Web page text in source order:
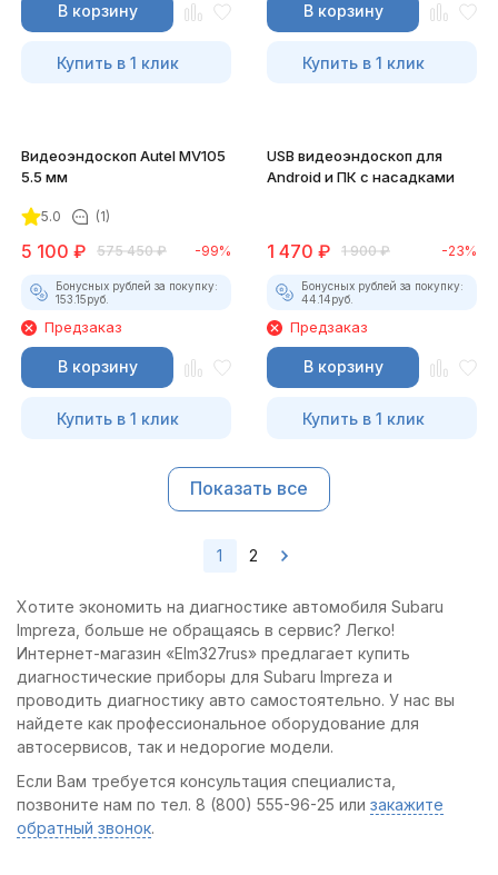
В корзину
Купить в 1 клик
В корзину
Купить в 1 клик
Видеоэндоскоп Autel MV105
5.5 мм
5.0 (1)
5 100 ₽ 575 450 ₽ -99%
Бонусных рублей за покупку:
153.15руб.
Предзаказ
В корзину
Купить в 1 клик
USB видеоэндоскоп для
Android и ПК с насадками
1 470 ₽ 1 900 ₽ -23%
Бонусных рублей за покупку:
44.14руб.
Предзаказ
В корзину
Купить в 1 клик
Показать все
1 2
Хотите экономить на диагностике автомобиля Subaru
Impreza, больше не обращаясь в сервис? Легко!
Интернет-магазин «Elm327rus» предлагает купить
диагностические приборы для Subaru Impreza и
проводить диагностику авто самостоятельно. У нас вы
найдете как профессиональное оборудование для
автосервисов, так и недорогие модели.
Если Вам требуется консультация специалиста,
позвоните нам по тел. 8 (800) 555-96-25 или закажите
обратный звонок.